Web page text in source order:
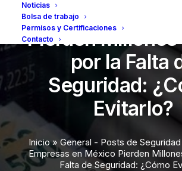
Noticias
Bolsa de trabajo
Permisos y Certificaciones
Contacto
Las Empresas en
Pierden
por la Falta
Seguridad:
Evitarlo?
Inicio» General - Posts de
Empresas en México Pierden
Falta de Seguridad: ¿Cómo